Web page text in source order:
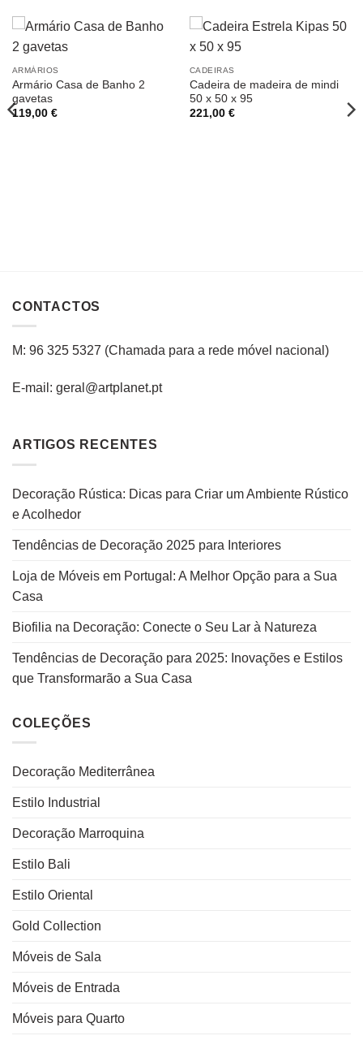
ARMÁRIOS
Armário Casa de Banho 2
gavetas
119,00 €
CADEIRAS
Cadeira de madeira de mindi
50 x 50 x 95
221,00 €
CONTACTOS
M: 96 325 5327 (Chamada para a rede móvel nacional )
E-mail: geral@artplanet.pt
ARTIGOS RECENTES
Decoração Rústica: Dicas para Criar um Ambiente Rústico
e Acolhedor
Tendências de Decoração 2025 para Interiores
Loja de Móveis em Portugal: A Melhor Opção para a Sua
Casa
Biofilia na Decoração: Conecte o Seu Lar à Natureza
Tendências de Decoração para 2025: Inovações e Estilos
que Transformarão a Sua Casa
COLEÇÕES
Decoração Mediterrânea
Estilo Industrial
Decoração Marroquina
Estilo Bali
Estilo Oriental
Gold Collection
Móveis de Sala
Móveis de Entrada
Móveis para Quarto